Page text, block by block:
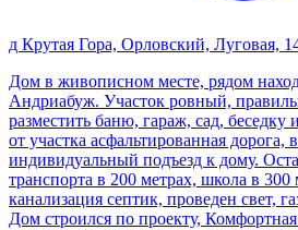
д Крутая Гора, Орловский, Луговая,
Дом в живописном месте, рядом
Андриабуж. Участок ровный,
разместить баню, гараж, сад,
от участка асфальтированная дорога,
индивидуальный подъезд к дому.
транспорта в 200 метрах, школа в 300
канализация септик, проведен свет,
Дом строился по проекту,